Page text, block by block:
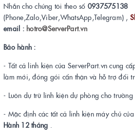
Nhắn cho chúng tôi theo số 0937575138
(Phone,Zalo,Viber,WhatsApp,Telegram) ,
email : hotro@ServerPart.vn
Bảo hành :
- Tất cả linh kiện của ServerPart.vn cung
làm mới, đóng gói cẩn thận và hỗ trợ đổi
- Luôn dự trữ linh kiện dự phòng cho trường
- Mặc định các tất cả linh kiện máy chủ
Hành 12 tháng